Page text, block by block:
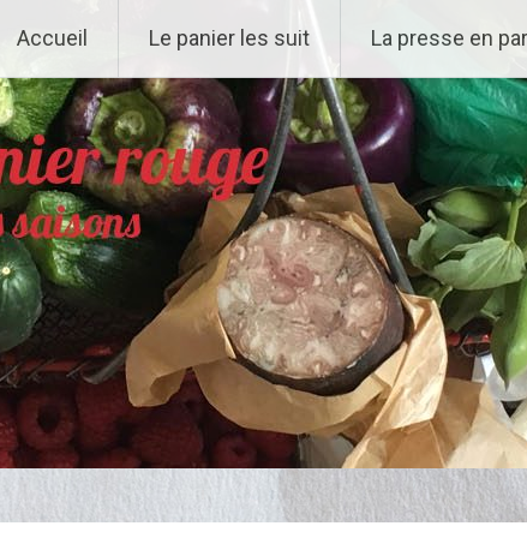
Accueil Le panier les suit La presse en